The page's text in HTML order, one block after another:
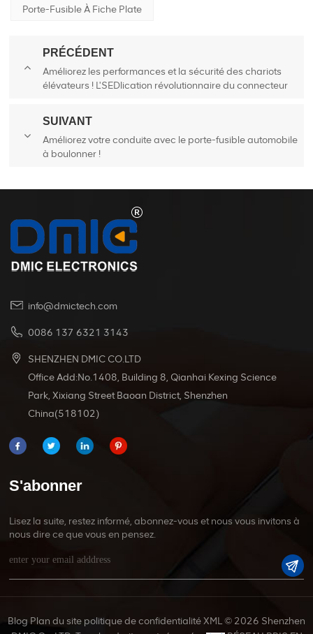
Porte-Fusible À Fiche Plate
PRÉCÉDENT
Améliorez les performances et la sécurité des chariots
élévateurs ! L'SEDlication révolutionnaire du connecteur
SUIVANT
Améliorez votre conduite avec le porte-fusible automobile
à boulonner !
info@dmictech.com
0086 137 6321 3143
SHENZHEN DMIC CO.LTD
Office Add:No.1408, Building 8, Qianhai Kexing Science
Park, Xixiang Street Baoan District, Shenzhen
China(518102)
S'abonner
Lisez la suite, restez informé, abonnez-vous et nous vous invitons à
nous dire ce que vous en pensez.
Blog Plan du site politique de confidentialitéXML© 2026 Shenzhen